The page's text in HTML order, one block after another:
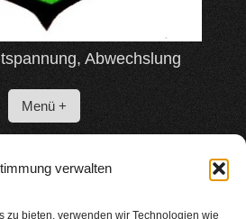
verwalten
zu bieten, verwenden wir Technologien wie
Abwechslung
Menü +